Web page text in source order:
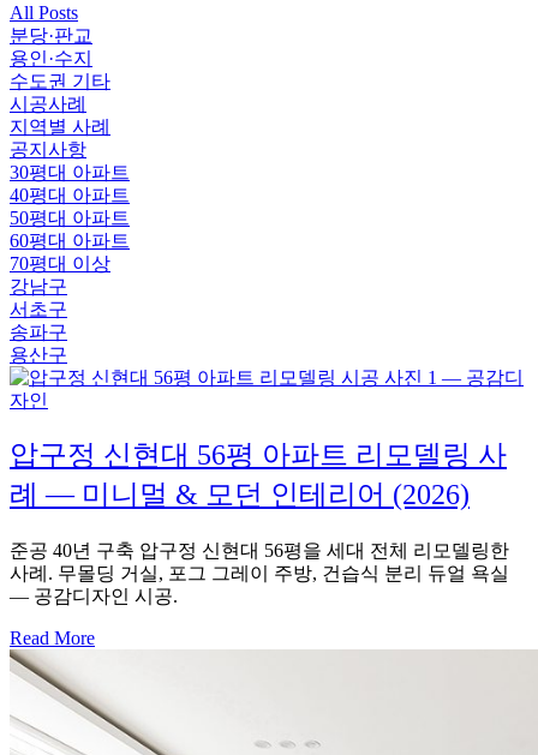
All Posts
분당·판교
용인·수지
수도권 기타
시공사례
지역별 사례
공지사항
30평대 아파트
40평대 아파트
50평대 아파트
60평대 아파트
70평대 이상
강남구
서초구
송파구
용산구
압구정 신현대 56평 아파트 리모델링 사
례 — 미니멀 & 모던 인테리어 (2026)
준공 40년 구축 압구정 신현대 56평을 세대 전체 리모델링한
사례. 무몰딩 거실, 포그 그레이 주방, 건습식 분리 듀얼 욕실
— 공감디자인 시공.
Read More